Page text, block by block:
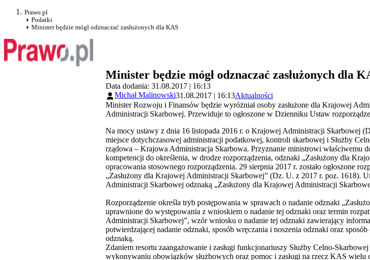
Prawo.pl
Podatki
Minister będzie mógł odznaczać zasłużonych dla KAS
Minister będzie mógł odznaczać zasłużonych dla
Data dodania: 31.08.2017 | 16:13
Michał Malinowski31.08.2017 | 16:13Aktualności
Minister Rozwoju i Finansów będzie wyróżniał osoby zasłużone dla Krajowej
Administracji Skarbowej. Przewiduje to ogłoszone w Dzienniku Ustaw
Na mocy ustawy z dnia 16 listopada 2016 r. o Krajowej Administracji Skarbowej
miejsce dotychczasowej administracji podatkowej, kontroli skarbowej i Służby
rządowa – Krajowa Administracja Skarbowa. Przyznanie ministrowi właściwemu
kompetencji do określenia, w drodze rozporządzenia, odznaki „Zasłużony dla
opracowania stosownego rozporządzenia. 29 sierpnia 2017 r. zostało ogłoszone
„Zasłużony dla Krajowej Administracji Skarbowej” (Dz. U. z 2017 r. poz. 1618).
Administracji Skarbowej odznaką „Zasłużony dla Krajowej Administracji
Rozporządzenie określa tryb postępowania w sprawach o nadanie odznaki
uprawnione do występowania z wnioskiem o nadanie tej odznaki oraz termin
Administracji Skarbowej”, wzór wniosku o nadanie tej odznaki zawierający
potwierdzającej nadanie odznaki, sposób wręczania i noszenia odznaki oraz
odznaką.
Zdaniem resortu zaangażowanie i zasługi funkcjonariuszy Służby Celno-
wykonywaniu obowiązków służbowych oraz pomoc i zasługi na rzecz KAS wielu